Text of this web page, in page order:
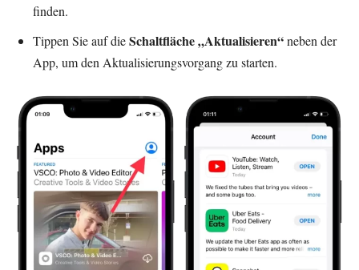
finden.
Tippen Sie auf dieSchaltfläche „Aktualisieren“neben der
App, um den Aktualisierungsvorgang zu starten.